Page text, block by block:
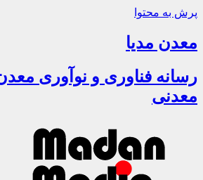
پرش به محتوا
معدن مدیا
رسانه فناوری و نوآوری
معدنی